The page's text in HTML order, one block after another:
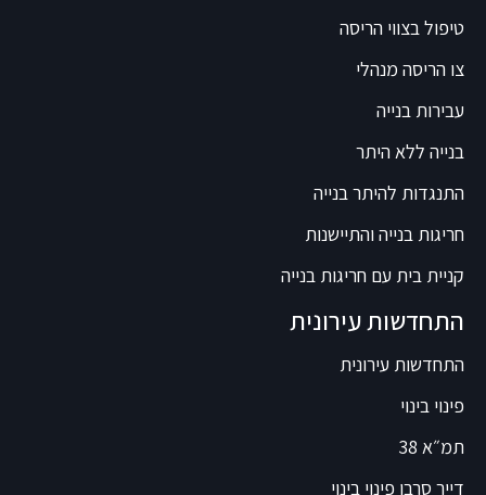
טיפול בצווי הריסה
צו הריסה מנהלי
עבירות בנייה
בנייה ללא היתר
התנגדות להיתר בנייה
חריגות בנייה והתיישנות
קניית בית עם חריגות בנייה
התחדשות עירונית
התחדשות עירונית
פינוי בינוי
תמ״א 38
דייר סרבן פינוי בינוי